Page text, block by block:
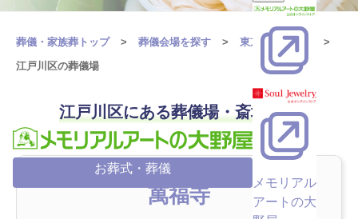
お葬式・葬儀
メモリアル
アートの大
葬儀・家族葬トップ 葬儀会場を探す
東京都の葬儀場
江戸川区の葬儀場
江戸川区にある葬儀場・斎場一覧
萬福寺